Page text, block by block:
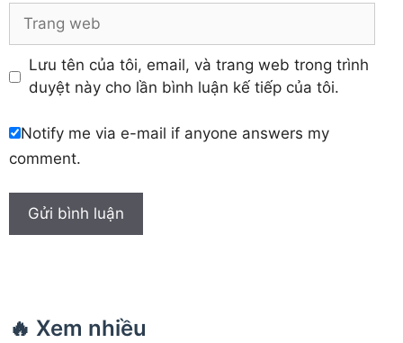
Trang
Lưu tên của tôi, email, và trang web trong trình
duyệt này cho lần bình luận kế tiếp của tôi.
Notify me via e-mail if anyone answers my
comment.
🔥 Xem nhiều